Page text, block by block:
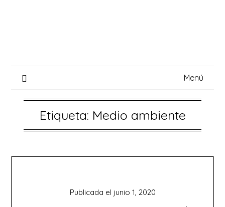
Menú
Etiqueta: Medio ambiente
Publicada el junio 1, 2020